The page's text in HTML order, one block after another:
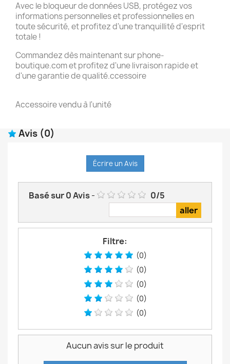
Avec le bloqueur de données USB, protégez vos
informations personnelles et professionnelles en
toute sécurité, et profitez d'une tranquillité d'esprit
totale !
Commandez dès maintenant sur phone-
boutique.com et profitez d'une livraison rapide et
d'une garantie de qualité.ccessoire
Accessoire vendu à l'unité
Avis (0)
Écrire un Avis
Basé sur0Avis- 0/5
Filtre:
(0)
(0)
(0)
(0)
(0)
Aucun avis sur le produit